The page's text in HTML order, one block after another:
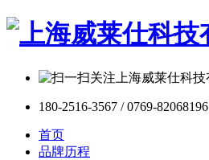
180-2516-3567 / 0769-82068196
首页
品牌历程